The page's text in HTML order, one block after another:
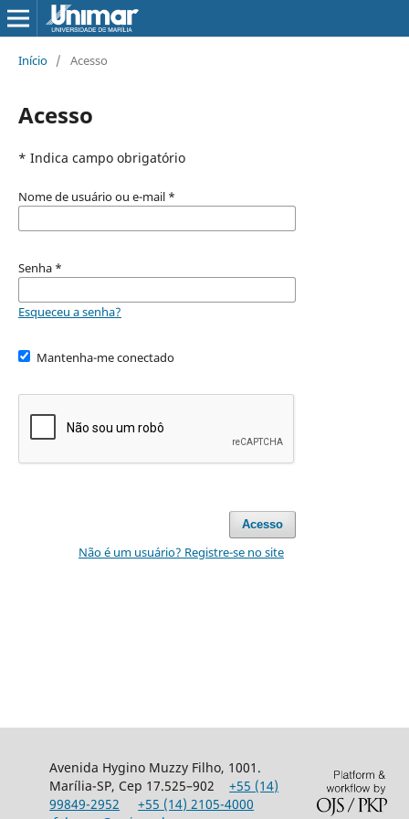
Início / Acesso
Acesso
* Indica campo obrigatório
Nome de usuário ou e-mail *
Senha *
Esqueceu a senha?
Mantenha-me conectado
Acesso
Não é um usuário? Registre-se no site
Avenida Hygino Muzzy Filho, 1001.
Marília-SP, Cep 17.525–902+55 (14)
99849-2952
+55 (14) 2105-4000